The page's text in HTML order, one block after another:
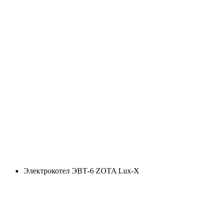
Электрокотел ЭВТ-6 ZOTA Lux-X